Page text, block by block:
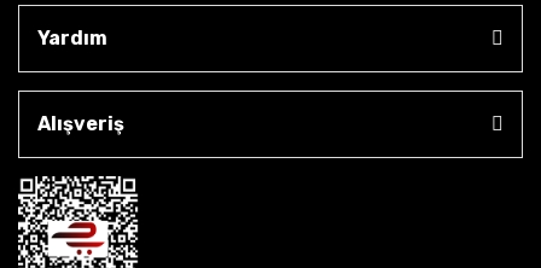
Yardım
Alışveriş